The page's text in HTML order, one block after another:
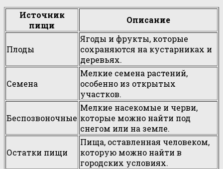
Источник
пищи
Описание
Плоды
Ягоды и фрукты, которые
сохраняются на кустарниках и
деревьях.
Семена
Мелкие семена растений,
особенно из открытых
участков.
Беспозвоночные
Мелкие насекомые и черви,
которые можно найти под
снегом или на земле.
Остатки пищи
Пища, оставленная человеком,
которую можно найти в
городских условиях.